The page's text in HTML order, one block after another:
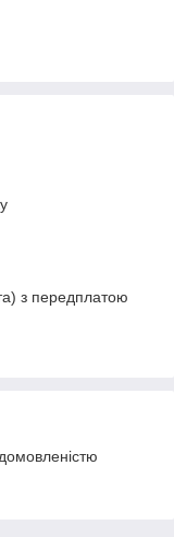
з передплатою